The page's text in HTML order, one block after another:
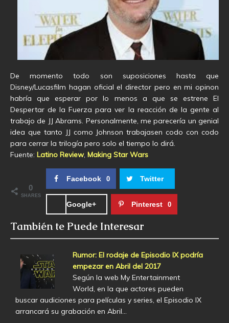
De momento todo son suposiciones hasta que
Disney/Lucasfilm hagan oficial el director pero en mi opinon
habría que esperar por lo menos a que se estrene El
Despertar de la Fuerza para ver la reacción de la gente al
trabajo de JJ Abrams. Personalmente, me parecería un genial
idea que tanto JJ como Johnson trabajasen codo con codo
para cerrar la trilogía pero solo el tiempo lo dirá.
Fuente: Latino Review, Making Star Wars
0
SHARES
Facebook 0 Twitter
Google+ Pinterest 0
También te Puede Interesar
Rumor: El rodaje de Episodio IX podría
empezar en Abril del 2017
Según la web My Entertainment
World, en la que actores pueden
buscar audiciones para películas y series, el Episodio IX
arrancará su grabación en Abril…